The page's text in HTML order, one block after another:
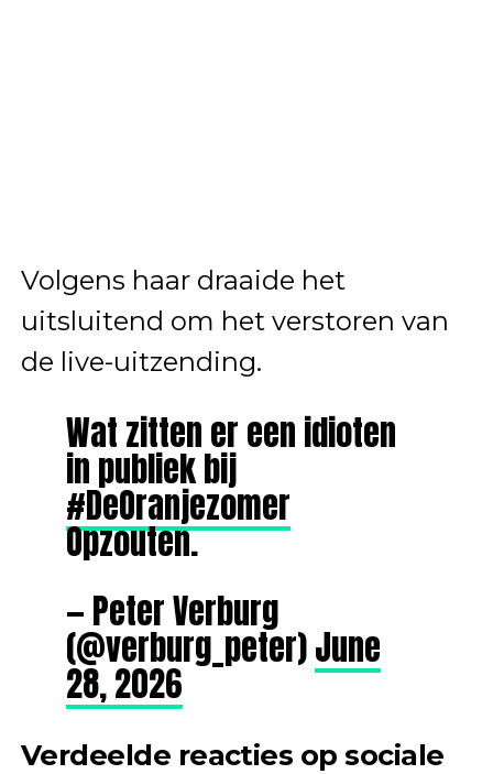
Volgens haar draaide het
uitsluitend om het verstoren van
de live-uitzending.
Wat zitten er een idioten
in publiek bij
#DeOranjezomer
Opzouten.
— Peter Verburg
(@verburg_peter)June
28, 2026
Verdeelde reacties op sociale